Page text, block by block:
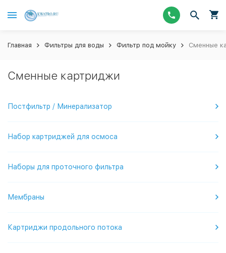
Главная Фильтры для воды Фильтр под мойку Сменные
Сменные картриджи
Постфильтр / Минерализатор
Набор картриджей для осмоса
Наборы для проточного фильтра
Мембраны
Картриджи продольного потока